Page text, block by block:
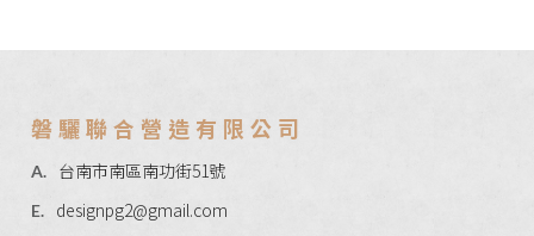
磐驪聯合營造有限公司
A. 台南市南區南功街51號
E. designpg2@gmail.com